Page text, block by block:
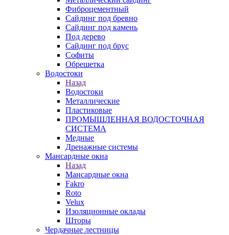
Фиброцементный
Сайдинг под бревно
Сайдинг под камень
Под дерево
Сайдинг под брус
Софиты
Обрешетка
Водостоки
Назад
Водостоки
Металлические
Пластиковые
ПРОМЫШЛЕННАЯ ВОДОСТОЧНАЯ
СИСТЕМА
Медные
Дренажные системы
Мансардные окна
Назад
Мансардные окна
Fakro
Roto
Velux
Изоляционные оклады
Шторы
Чердачные лестницы